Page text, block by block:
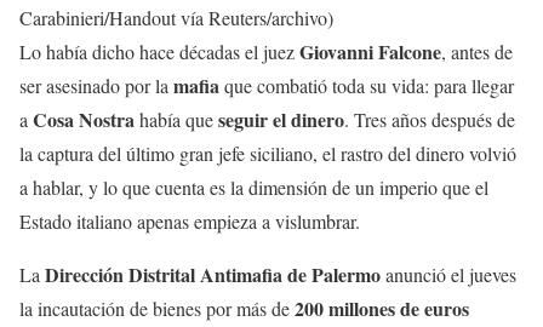
Carabinieri/Handout vía Reuters/archivo)
Lo había dicho hace décadas el juezGiovanni Falcone, antes de
ser asesinado por lamafiaque combatió toda su vida: para llegar
aCosa Nostrahabía queseguir el dinero. Tres años después de
la captura del último gran jefe siciliano, el rastro del dinero volvió
a hablar, y lo que cuenta es la dimensión de un imperio que el
Estado italiano apenas empieza a vislumbrar.
LaDirección Distrital Antimafia de Palermoanunció el jueves
la incautación de bienes por más de200 millones de euros